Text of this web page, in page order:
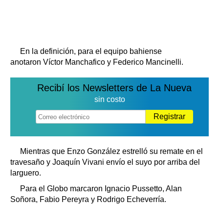
En la definición, para el equipo bahiense
anotaron Víctor Manchafico y Federico Mancinelli.
Recibí los Newsletters de La Nueva
sin costo
Registrar
Mientras que Enzo González estrelló su remate en el
travesaño y Joaquín Vivani envío el suyo por arriba del
larguero.
Para el Globo marcaron Ignacio Pussetto, Alan
Soñora, Fabio Pereyra y Rodrigo Echeverría.